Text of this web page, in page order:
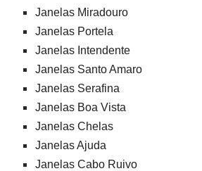
Janelas Miradouro
Janelas Portela
Janelas Intendente
Janelas Santo Amaro
Janelas Serafina
Janelas Boa Vista
Janelas Chelas
Janelas Ajuda
Janelas Cabo Ruivo